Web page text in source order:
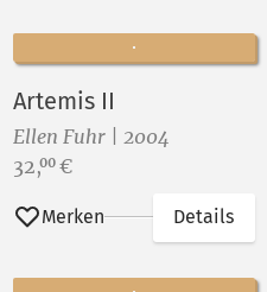
Artemis II
Ellen Fuhr | 2004
Preis:
32,00 €
Merken Details